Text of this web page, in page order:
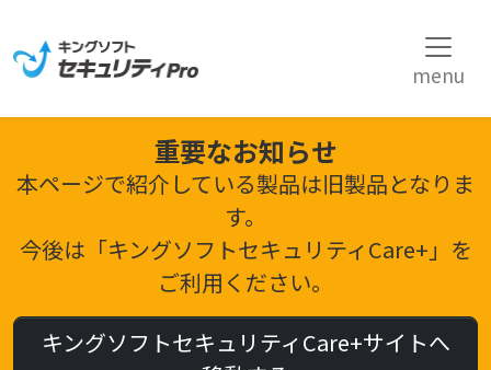
the
menu
重要なお知らせ
本ページで紹介している製品は旧製品となりま
す。
今後は「キングソフトセキュリティCare+」を
ご利用ください。
キングソフトセキュリティCare+サイトへ